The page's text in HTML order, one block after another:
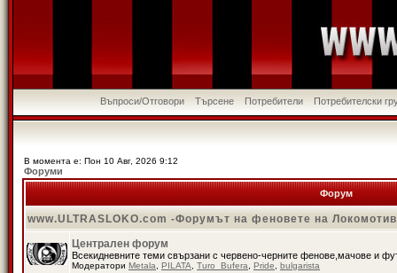
Въпроси/Отговори Търсене Потребители Потребителски
В момента е: Пон 10 Авг, 2026 9:12
Форуми
Форум
www.ULTRASLOKO.com -Форумът на феновете на
Централен форум
Всекидневните теми свързани с червено-черните фенове,мачове и
Модератори Metala PILATA Turo_Bufera Pride bulgarista